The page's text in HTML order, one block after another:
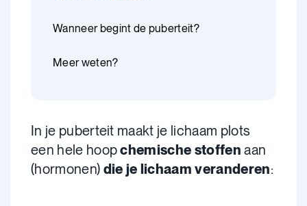
Wanneer begint de puberteit?
Meer weten?
In je puberteit maakt je lichaam plots
een hele hoopchemische stoffen aan
(hormonen) die je lichaam veranderen: